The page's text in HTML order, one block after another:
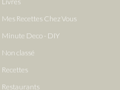
Mes Recettes Chez Vous
Minute Deco - DIY
Non classé
Recettes
Restaurants